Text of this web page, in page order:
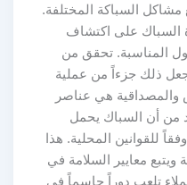
السباكة المختلفة.
السباك على اكتشاف
المناسبة. تحقق من
ذلك جزءاً من عملية
والمصداقية هي عناصر
من أن السباك يحمل
للقوانين المحلية. هذا
معايير السلامة في
تلعب دوراً حاسماً في